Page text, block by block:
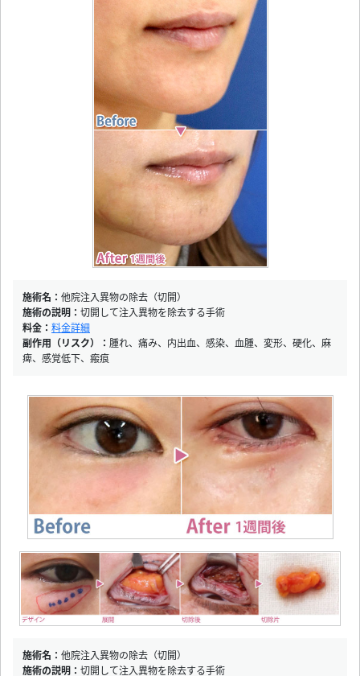
施術名： 他院注入異物の除去（切開）
施術の説明： 切開して注入異物を除去する手術
料金： 料金詳細
副作用（リスク）： 腫れ、痛み、内出血、感染、血腫、変形、硬化、麻
痺、感覚低下、瘢痕
施術名： 他院注入異物の除去（切開）
施術の説明： 切開して注入異物を除去する手術